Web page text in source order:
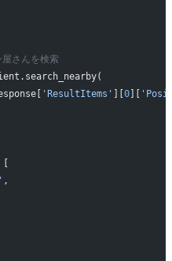
さんを検索
'ResultItems' 0][
,